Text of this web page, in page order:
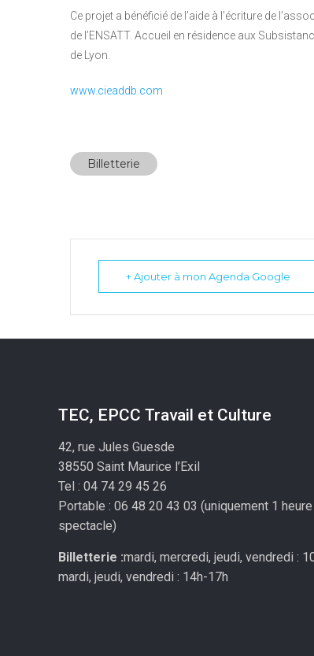
Ce projet a bénéficié de l’aide à l’écriture de
de l’ENSATT. Accueil en résidence aux
de Lyon.
www.cieaddb.com
Billetterie
+ Ajouter à mon Agenda Google
TEC, EPCC Travail et Culture
42, rue Jules Guesde
38550 Saint Maurice l’Exil
Tel : 04 74 29 45 26
Portable : 06 48 20 43 03 (uniquement 1
spectacle)
Billetterie :mardi, mercredi, jeudi, vendredi :
mardi, jeudi, vendredi : 14h-17h